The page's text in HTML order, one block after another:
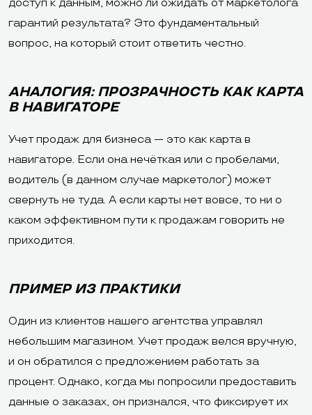
доступ к данным, можно ли ожидать от маркетолога
гарантий результата? Это фундаментальный
вопрос, на который стоит ответить честно.
АНАЛОГИЯ: ПРОЗРАЧНОСТЬ КАК КАРТА
В НАВИГАТОРЕ
Учет продаж для бизнеса — это как карта в
навигаторе. Если она нечёткая или с пробелами,
водитель (в данном случае маркетолог) может
свернуть не туда. А если карты нет вовсе, то ни о
каком эффективном пути к продажам говорить не
приходится.
ПРИМЕР ИЗ ПРАКТИКИ
Один из клиентов нашего агентства управлял
небольшим магазином. Учет продаж велся вручную,
и он обратился с предложением работать за
процент. Однако, когда мы попросили предоставить
данные о заказах, он признался, что фиксирует их